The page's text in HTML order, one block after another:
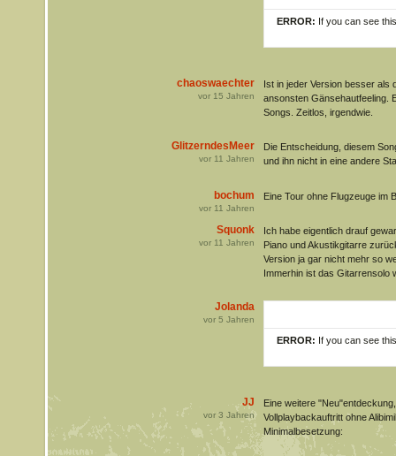
ERROR: If you can see
chaoswaechter
vor 15 Jahren
Ist in jeder Version besser als
ansonsten Gänsehautfeeling.
Songs. Zeitlos, irgendwie.
GlitzerndesMeer
vor 11 Jahren
Die Entscheidung, diesem
und ihn nicht in eine andere
bochum
vor 11 Jahren
Eine Tour ohne Flugzeuge im
Squonk
vor 11 Jahren
Ich habe eigentlich drauf
Piano und Akustikgitarre
Version ja gar nicht mehr so
Immerhin ist das Gitarrensolo
Jolanda
vor 5 Jahren
ERROR: If you can see
JJ
vor 3 Jahren
Eine weitere
Vollplaybackauftritt ohne
Minimalbesetzung: